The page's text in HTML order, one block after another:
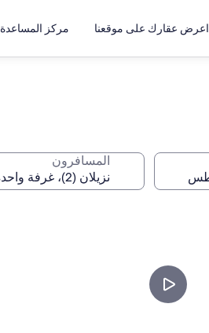
اعرض عقارك على موقعنا مركز المساعدة
المسافرون